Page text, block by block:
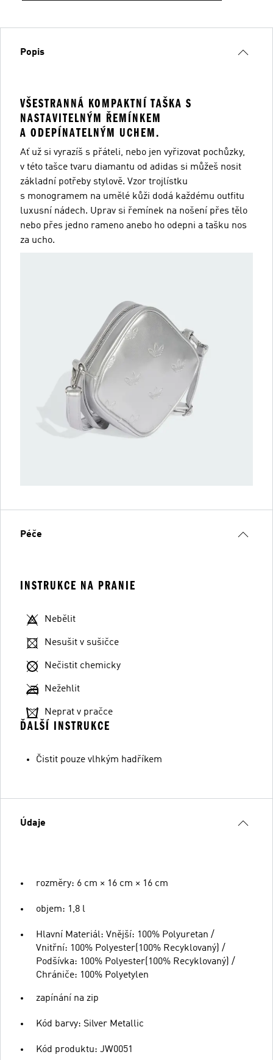
Popis
VŠESTRANNÁ KOMPAKTNÍ TAŠKA S
NASTAVITELNÝM ŘEMÍNKEM
A ODEPÍNATELNÝM UCHEM.
Ať už si vyrazíš s přáteli, nebo jen vyřizovat pochůzky,
v této tašce tvaru diamantu od adidas si můžeš nosit
základní potřeby stylově. Vzor trojlístku
s monogramem na umělé kůži dodá každému outfitu
luxusní nádech. Uprav si řemínek na nošení přes tělo
nebo přes jedno rameno anebo ho odepni a tašku nos
za ucho.
Péče
INSTRUKCE NA PRANIE
Nebělit
Nesušit v sušičce
Nečistit chemicky
Nežehlit
Neprat v pračce
ĎALŠÍ INSTRUKCE
Čistit pouze vlhkým hadříkem
Údaje
rozměry: 6 cm × 16 cm × 16 cm
objem: 1,8 l
Hlavní Materiál: Vnější: 100% Polyuretan /
Vnitřní: 100% Polyester(100% Recyklovaný) /
Podšívka: 100% Polyester(100% Recyklovaný) /
Chrániče: 100% Polyetylen
zapínání na zip
Kód barvy: Silver Metallic
Kód produktu: JW0051